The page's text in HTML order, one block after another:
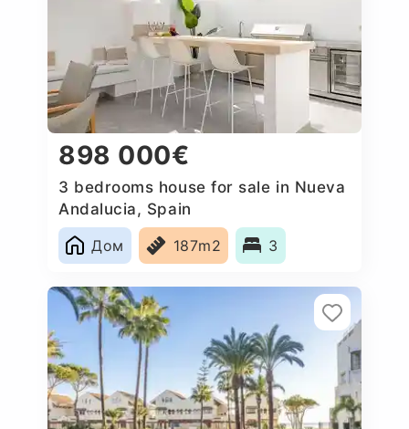
898 000€
3 bedrooms house for sale in Nueva
Andalucia, Spain
Дом
187m2 3